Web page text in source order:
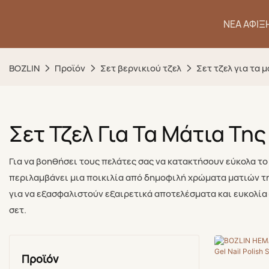
ΝΈΑ
BOZLIN Προϊόν Σετ βερνικιού τζελ Σετ τζελ για τα
Σετ Τζελ Για Τα Μάτια
Για να βοηθήσει τους πελάτες σας να κατακτήσουν εύκολα
περιλαμβάνει μια ποικιλία από δημοφιλή χρώματα ματιών
για να εξασφαλιστούν εξαιρετικά αποτελέσματα και
σετ.
Προϊόν